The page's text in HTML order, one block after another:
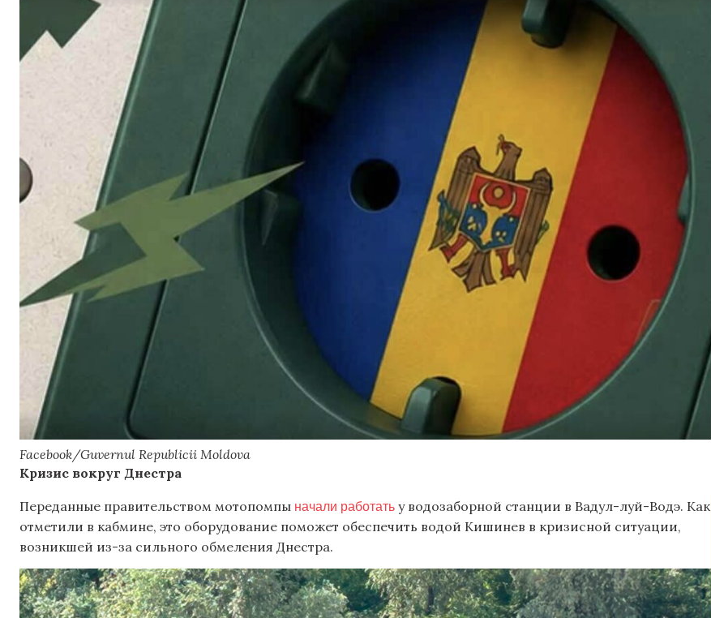
Facebook/Guvernul Republicii Moldova
Кризис вокруг Днестра
Переданные правительством мотопомпы начали работать у водозаборной станции в Вадул-луй-Водэ. Как
отметили в кабмине, это оборудование поможет обеспечить водой Кишинев в кризисной ситуации,
возникшей из-за сильного обмеления Днестра.